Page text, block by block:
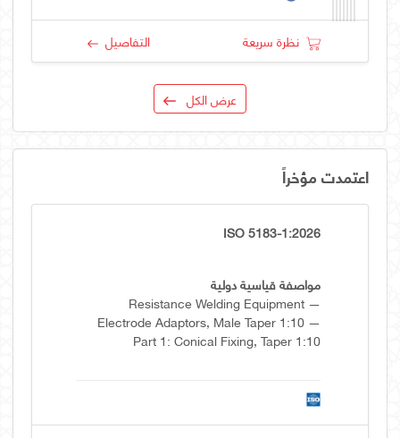
نظرة سريعة التفاصيل
عرض الكل
اعتمدت مؤخراً
ISO 5183-1:2026
مواصفة قياسية دولية
Resistance Welding Equipment —
Electrode Adaptors, Male Taper 1:10 —
Part 1: Conical Fixing, Taper 1:10